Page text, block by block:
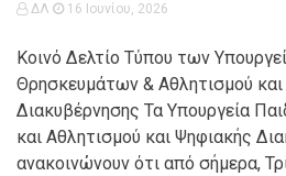
ΔΛ 16 Ιουνίου, 2026
Κοινό Δελτίο Τύπου των
Θρησκευμάτων & Αθλητισμού
Διακυβέρνησης Τα Υπουργεία
και Αθλητισμού και Ψηφιακής
ανακοινώνουν ότι από σήμερα,